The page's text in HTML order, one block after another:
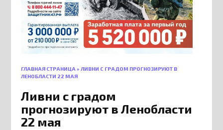
ГЛАВНАЯ СТРАНИЦА »ЛИВНИ С ГРАДОМ ПРОГНОЗИРУЮТ В
ЛЕНОБЛАСТИ 22 МАЯ
Ливни с градом
прогнозируют в Ленобласти
22 мая